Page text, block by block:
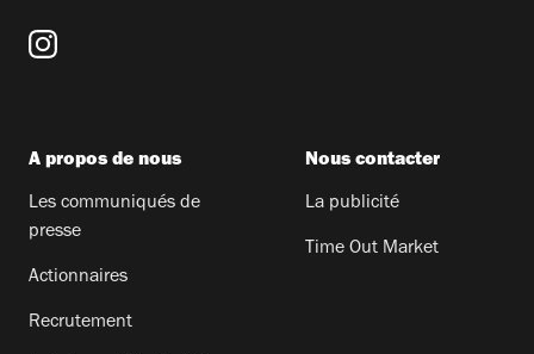
A propos de nous
Les communiqués de
presse
Actionnaires
Recrutement
Nous contacter
La publicité
Time Out Market